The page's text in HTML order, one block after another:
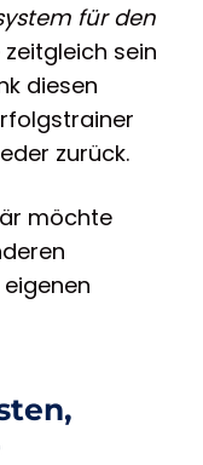
für den
sein
diesen
zurück.
möchte